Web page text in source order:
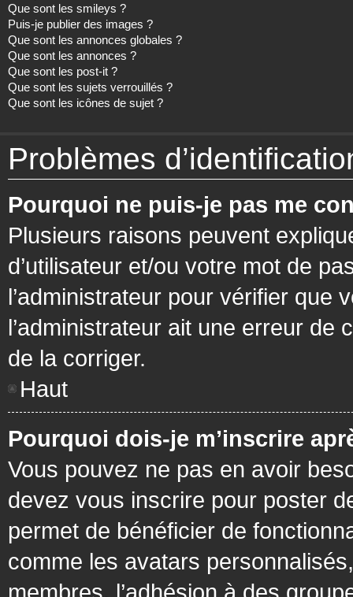
Que sont les smileys ?
Puis-je publier des images ?
Que sont les annonces globales ?
Que sont les annonces ?
Que sont les post-it ?
Que sont les sujets verrouillés ?
Que sont les icônes de sujet ?
Problèmes
Pourquoi ne puis-je pas me
Plusieurs raisons peuvent
d’utilisateur et/ou votre mot de
l’administrateur pour vérifier que
l’administrateur ait une erreur de
de la corriger.
Haut
Pourquoi dois-je m’inscrire
Vous pouvez ne pas en avoir
devez vous inscrire pour poster
permet de bénéficier de
comme les avatars